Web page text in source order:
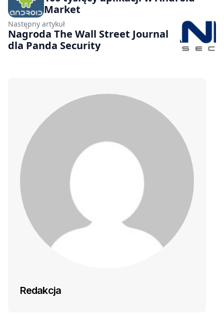
Market
Następny artykuł
Nagroda The Wall Street Journal
dla Panda Security
Redakcja